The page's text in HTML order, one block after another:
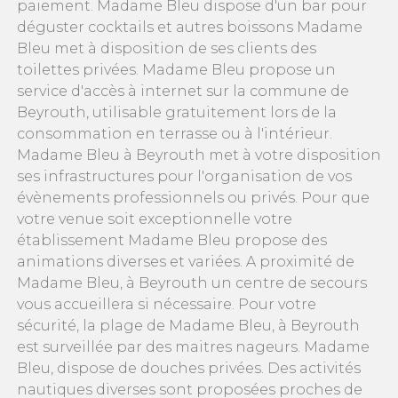
paiement. Madame Bleu dispose d'un bar pour
déguster cocktails et autres boissons Madame
Bleu met à disposition de ses clients des
toilettes privées. Madame Bleu propose un
service d'accès à internet sur la commune de
Beyrouth, utilisable gratuitement lors de la
consommation en terrasse ou à l'intérieur.
Madame Bleu à Beyrouth met à votre disposition
ses infrastructures pour l'organisation de vos
évènements professionnels ou privés. Pour que
votre venue soit exceptionnelle votre
établissement Madame Bleu propose des
animations diverses et variées. A proximité de
Madame Bleu, à Beyrouth un centre de secours
vous accueillera si nécessaire. Pour votre
sécurité, la plage de Madame Bleu, à Beyrouth
est surveillée par des maitres nageurs. Madame
Bleu, dispose de douches privées. Des activités
nautiques diverses sont proposées proches de